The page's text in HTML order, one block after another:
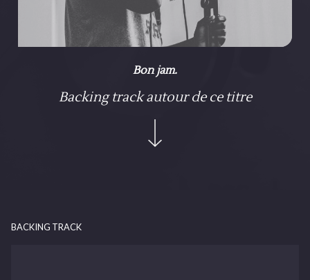
Bon jam.
Backing track autour de ce titre
BACKING TRACK